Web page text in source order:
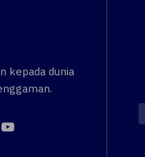
kepada dunia